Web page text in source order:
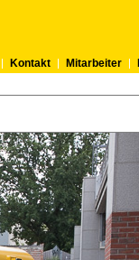
Kontakt Mitarbeiter